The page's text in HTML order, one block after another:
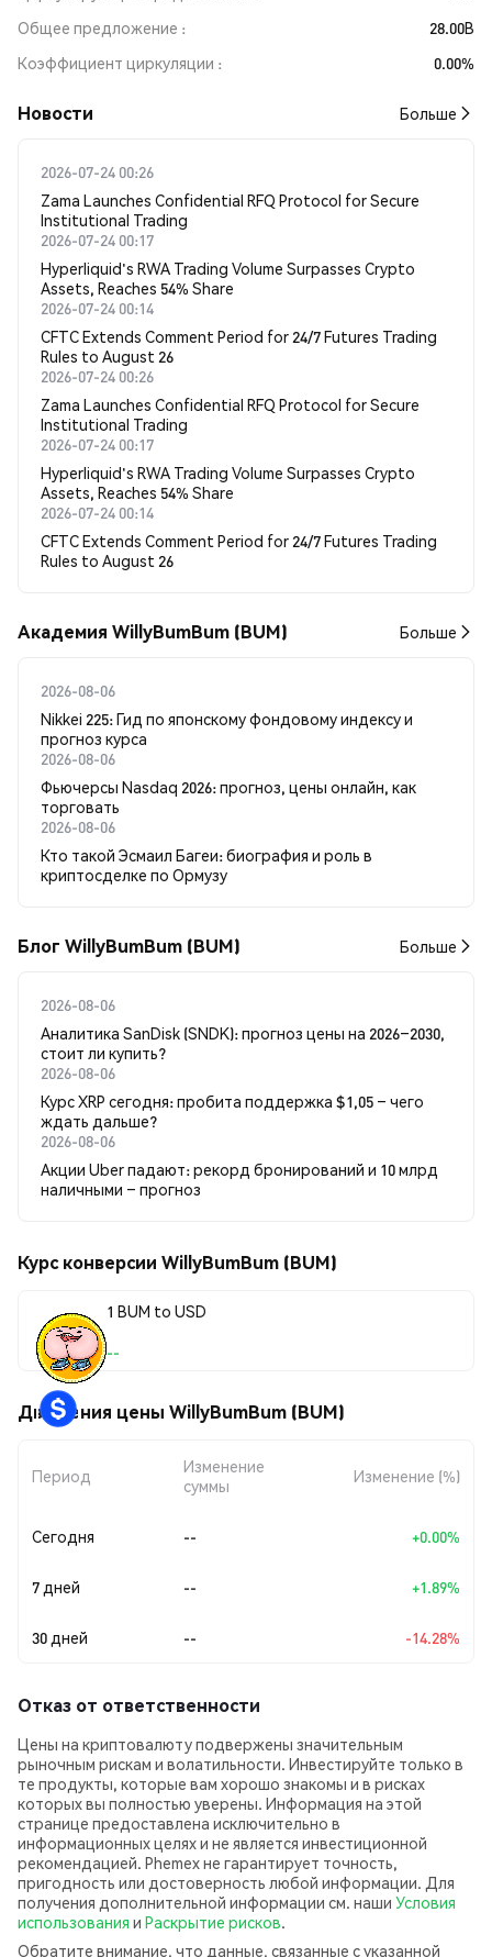
Общее предложение
28.00B
Коэффициент циркуляции
0.00%
Новости Больше
2026-07-24 00:26
Zama Launches Confidential RFQ Protocol for Secure
Institutional Trading
2026-07-24 00:17
Hyperliquid's RWA Trading Volume Surpasses Crypto
Assets, Reaches 54% Share
2026-07-24 00:14
CFTC Extends Comment Period for 24/7 Futures Trading
Rules to August 26
2026-07-24 00:26
Zama Launches Confidential RFQ Protocol for Secure
Institutional Trading
2026-07-24 00:17
Hyperliquid's RWA Trading Volume Surpasses Crypto
Assets, Reaches 54% Share
2026-07-24 00:14
CFTC Extends Comment Period for 24/7 Futures Trading
Rules to August 26
Академия WillyBumBum (BUM) Больше
2026-08-06
Nikkei 225: Гид по японскому фондовому индексу и
прогноз курса
2026-08-06
Фьючерсы Nasdaq 2026: прогноз, цены онлайн, как
торговать
2026-08-06
Кто такой Эсмаил Багеи: биография и роль в
криптосделке по Ормузу
Блог WillyBumBum (BUM) Больше
2026-08-06
Аналитика SanDisk (SNDK): прогноз цены на 2026–2030,
стоит ли купить?
2026-08-06
Курс XRP сегодня: пробита поддержка $1,05 – чего
ждать дальше?
2026-08-06
Акции Uber падают: рекорд бронирований и 10 млрд
наличными – прогноз
Курс конверсии WillyBumBum (BUM)
1 BUM to USD
--
Движения цены WillyBumBum (BUM)
Период
Изменение
суммы
Изменение (%)
Сегодня -- +0.00%
7 дней -- +1.89%
30 дней -- -14.28%
Отказ от ответственности
Цены на криптовалюту подвержены значительным
рыночным рискам и волатильности. Инвестируйте только в
те продукты, которые вам хорошо знакомы и в рисках
которых вы полностью уверены. Информация на этой
странице предоставлена исключительно в
информационных целях и не является инвестиционной
рекомендацией. Phemex не гарантирует точность,
пригодность или достоверность любой информации. Для
получения дополнительной информации см. наши Условия
использования и Раскрытие рисков.
Обратите внимание, что данные, связанные с указанной